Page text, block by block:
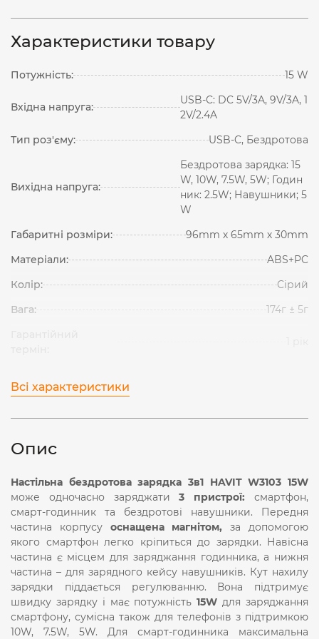
Характеристики товару
Потужність: 15 W
Вхідна напруга:
USB-C: DC 5V/3A, 9V/3A, 1
2V/2.4A
Тип роз'єму:
USB-C, Бездротова
Вихідна напруга:
Бездротова зарядка: 15
W, 10W, 7.5W, 5W; Годин
ник: 2.5W; Навушники; 5
W
Габаритні розміри:
96mm х 65mm х 30mm
Матеріали:
ABS+PC
Колір:
Сірий
Вага:
174г ± 5г
Всі характеристики
Опис
Настільна бездротова зарядка 3в1 HAVIT W3103 15W
може одночасно заряджати3 пристрої: смартфон,
смарт-годинник та бездротові навушники. Передня
частина корпусу оснащена магнітом, за допомогою
якого смартфон легко кріпиться до зарядки. Навісна
частина є місцем для заряджання годинника, а нижня
частина – для зарядного кейсу навушників. Кут нахилу
зарядки піддається регулюванню. Вона підтримує
швидку зарядку і має потужність15W для заряджання
смартфону, сумісна також для телефонів з підтримкою
10W, 7.5W, 5W. Для смарт-годинника максимальна